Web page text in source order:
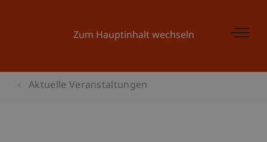
Zum Hauptinhalt wechseln
Aktuelle Veranstaltungen